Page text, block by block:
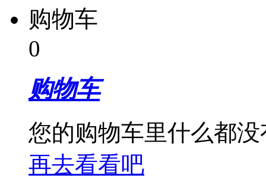
购物车
0
购物车
您的购物车里什么都没
再去看看吧